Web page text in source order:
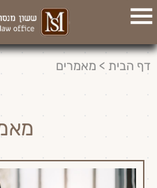
דף הבית > מאמרים